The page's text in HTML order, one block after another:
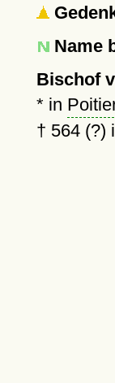
Name
Bischof
* in
† 564 (?)